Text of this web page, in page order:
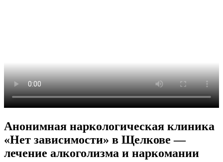
Анонимная наркологическая клиника
«Нет зависимости» в Щелкове —
лечение алкоголизма и наркомании